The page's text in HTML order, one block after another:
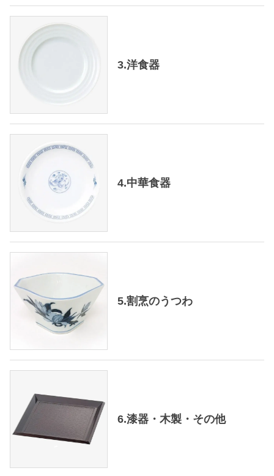
3.洋食器
4.中華食器
5.割烹のうつわ
6.漆器・木製・その他